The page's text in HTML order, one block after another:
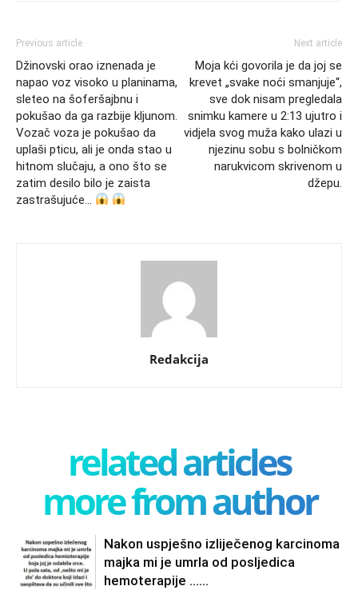
Previous article
Džinovski orao iznenada je
napao voz visoko u planinama,
sleteo na šoferšajbnu i
pokušao da ga razbije kljunom.
Vozač voza je pokušao da
uplaši pticu, ali je onda stao u
hitnom slučaju, a ono što se
zatim desilo bilo je zaista
zastrašujuće…
Next article
Moja kći govorila je da joj se
krevet „svake noći smanjuje“,
sve dok nisam pregledala
snimku kamere u 2:13 ujutro i
vidjela svog muža kako ulazi u
njezinu sobu s bolničkom
narukvicom skrivenom u
džepu.
Redakcija
related articles
more from author
Nakon uspješno izliječenog karcinoma
majka mi je umrla od posljedica
hemoterapije ……